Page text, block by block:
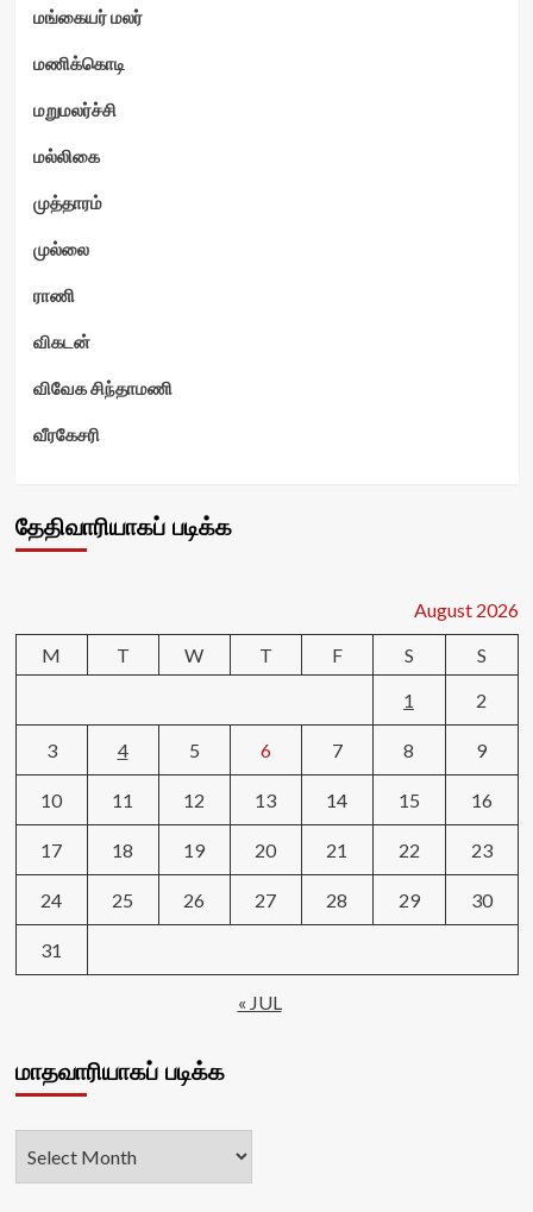
மங்கையர் மலர்
மணிக்கொடி
மறுமலர்ச்சி
மல்லிகை
முத்தாரம்
முல்லை
ராணி
விகடன்
விவேக சிந்தாமணி
வீரகேசரி
தேதிவாரியாகப் படிக்க
August 2026
M
T W T F S
S
1
2
3 4 5 6 7 8 9
10 11 12 13 14 15 16
17 18 19 20 21 22 23
24 25 26 27 28 29 30
31
« JUL
மாதவாரியாகப் படிக்க